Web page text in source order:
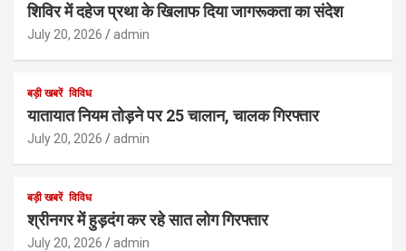
शिविर में दहेज प्रथा के खिलाफ दिया जागरूकता का संदेश
July 20, 2026 admin
बड़ी खबरें विविध
यातायात नियम तोड़ने पर 25 चालान, चालक गिरफ्तार
July 20, 2026 admin
बड़ी खबरें विविध
श्रीनगर में हुड़दंग कर रहे सात लोग गिरफ्तार
July 20, 2026 admin